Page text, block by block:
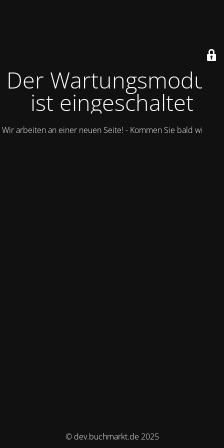
Der Wartungsmodus
ist eingeschaltet
Wir arbeiten an einer neuen Seite! - Kommen Sie bald wieder.
© dev.buchmarkt.de 2025